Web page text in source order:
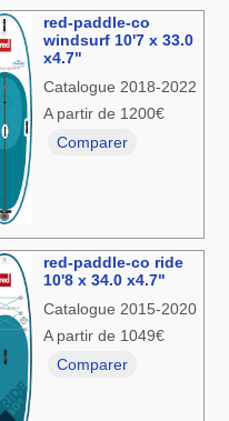
red-paddle-co
windsurf 10'7 x 33.0
x4.7"
Catalogue 2018-2022
A partir de 1200€
Comparer
red-paddle-co ride
10'8 x 34.0 x4.7"
Catalogue 2015-2020
A partir de 1049€
Comparer